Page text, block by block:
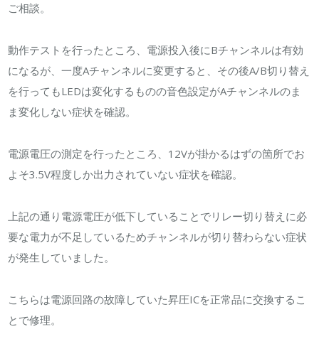
ご相談。
動作テストを行ったところ、電源投入後にBチャンネルは有効
になるが、一度Aチャンネルに変更すると、その後A/B切り替え
を行ってもLEDは変化するものの音色設定がAチャンネルのま
ま変化しない症状を確認。
電源電圧の測定を行ったところ、12Vが掛かるはずの箇所でお
よそ3.5V程度しか出力されていない症状を確認。
上記の通り電源電圧が低下していることでリレー切り替えに必
要な電力が不足しているためチャンネルが切り替わらない症状
が発生していました。
こちらは電源回路の故障していた昇圧ICを正常品に交換するこ
とで修理。